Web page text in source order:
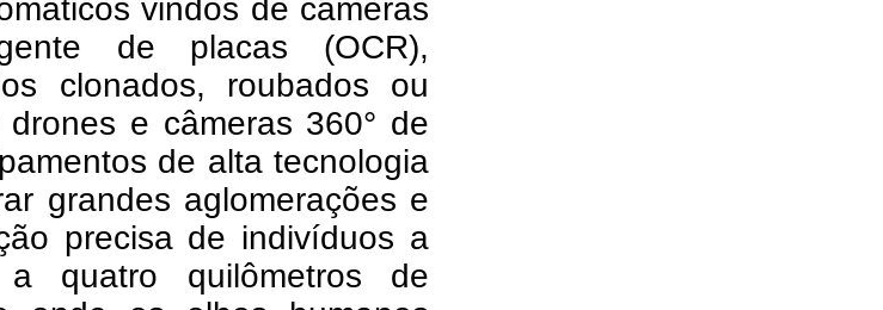
vindos de câmeras
de placas (OCR),
clonados, roubados ou
drones e câmeras 360° de
de alta tecnologia
grandes aglomerações e
precisa de indivíduos a
quatro quilômetros de